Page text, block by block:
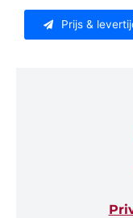
Prijs &